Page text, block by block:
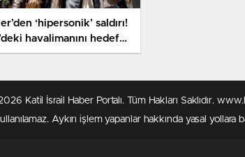
‘hipersonik’ saldırı!
havalimanını hedef
Katil İsrail Haber Portalı. Tüm Hakları Saklıdır.
Aykırı işlem yapanlar hakkında yasal